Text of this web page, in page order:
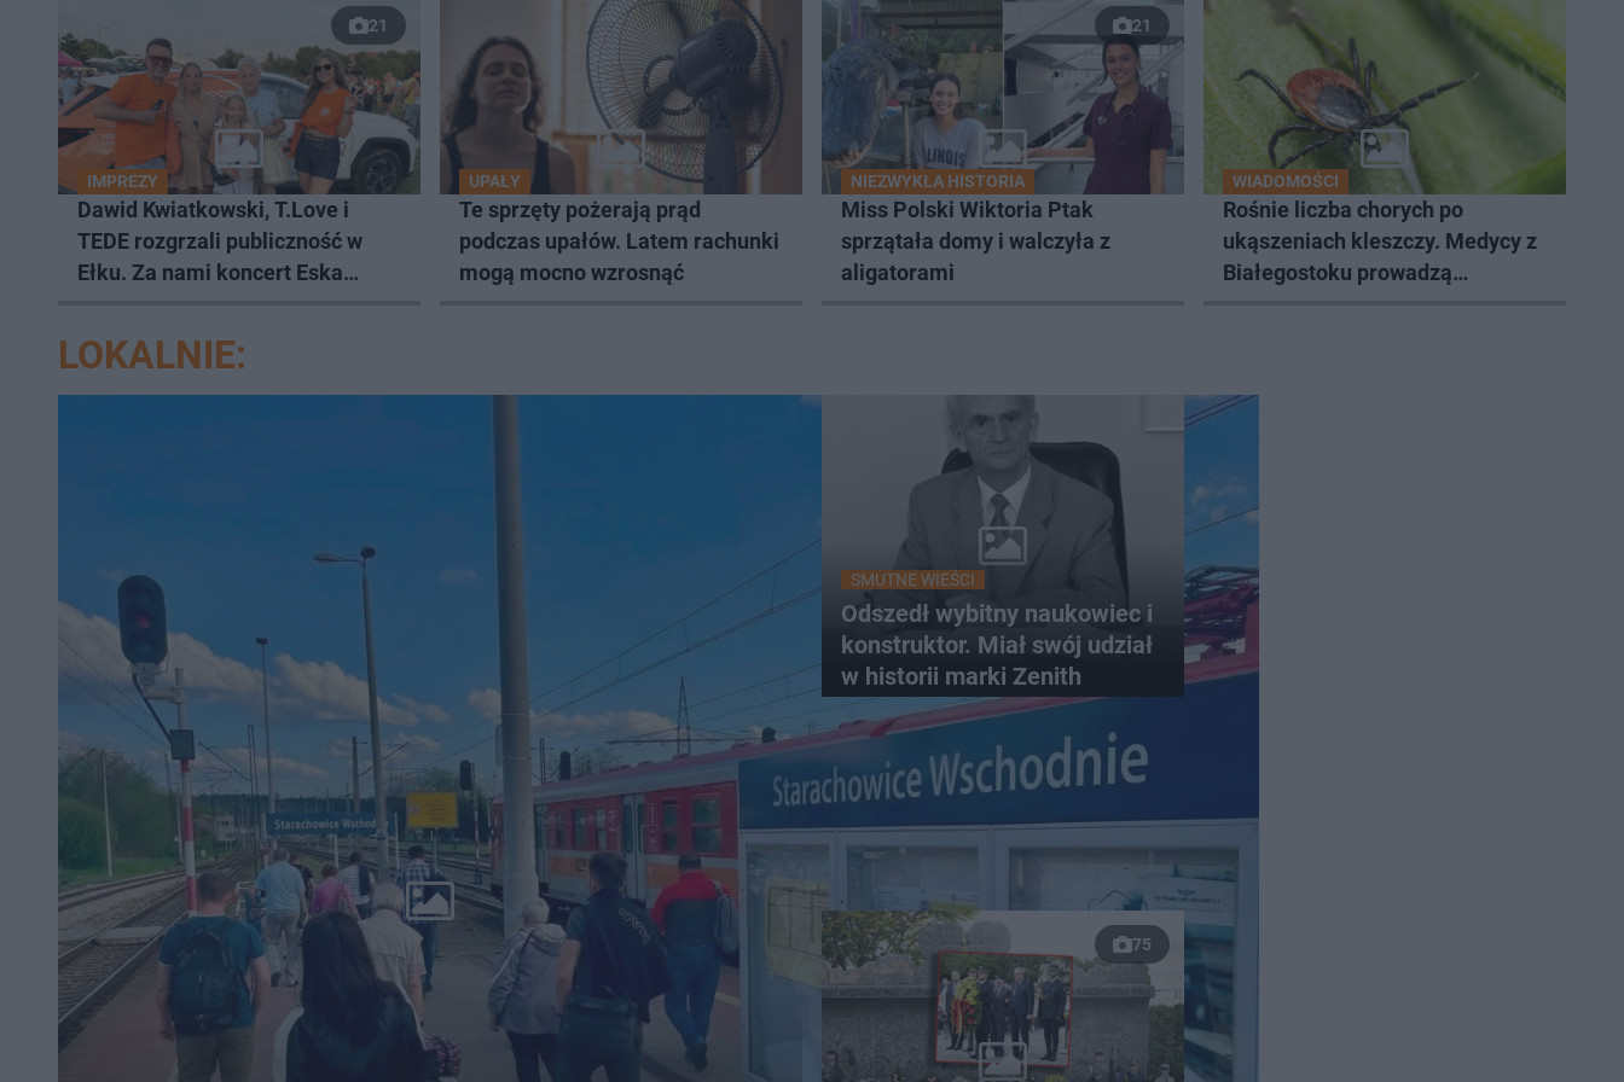
21
IMPREZY
Dawid Kwiatkowski, T.Love i
TEDE rozgrzali publiczność w
Ełku. Za nami koncert Eska
UPAŁY
Te sprzęty pożerają prąd
podczas upałów. Latem rachunki
mogą mocno wzrosnąć
21
NIEZWYKŁA HISTORIA
Miss Polski Wiktoria Ptak
sprzątała domy i walczyła z
aligatorami
WIADOMOŚCI
Rośnie liczba chorych po
ukąszeniach kleszczy. Medycy z
Białegostoku prowadzą
LOKALNIE:
SMUTNE WIEŚCI
Odszedł wybitny naukowiec i
konstruktor. Miał swój udział
w historii marki Zenith
75